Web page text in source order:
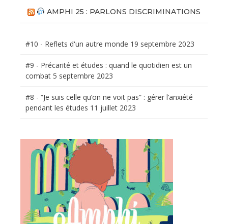
AMPHI 25 : PARLONS DISCRIMINATIONS
#10 - Reflets d'un autre monde 19 septembre 2023
#9 - Précarité et études : quand le quotidien est un
combat 5 septembre 2023
#8 - “Je suis celle qu’on ne voit pas” : gérer l’anxiété
pendant les études 11 juillet 2023